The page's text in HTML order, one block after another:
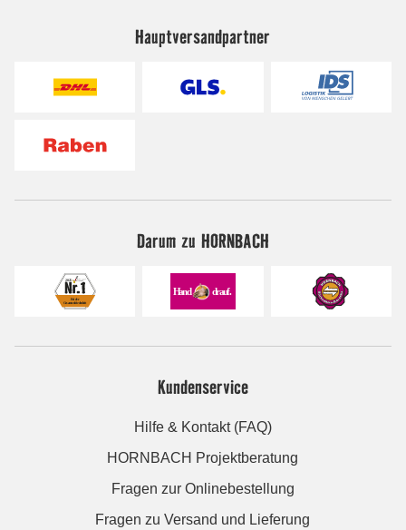
Hauptversandpartner
Darum zu HORNBACH
Kundenservice
Hilfe & Kontakt (FAQ)
HORNBACH Projektberatung
Fragen zur Onlinebestellung
Fragen zu Versand und Lieferung